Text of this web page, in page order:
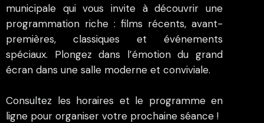
municipale qui vous invite à découvrir une
programmation riche : films récents, avant-
premières, classiques et événements
spéciaux. Plongez dans l’émotion du grand
écran dans une salle moderne et conviviale.
Consultez les horaires et le programme en
ligne pour organiser votre prochaine séance !